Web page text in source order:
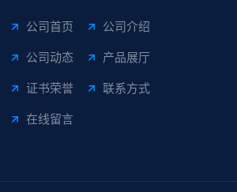
公司首页 公司介绍
公司动态 产品展厅
证书荣誉 联系方式
在线留言